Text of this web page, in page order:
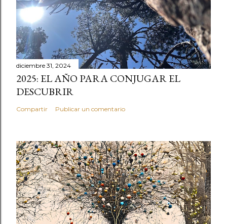
diciembre 31, 2024
2025: EL AÑO PARA CONJUGAR EL
DESCUBRIR
Compartir Publicar un comentario